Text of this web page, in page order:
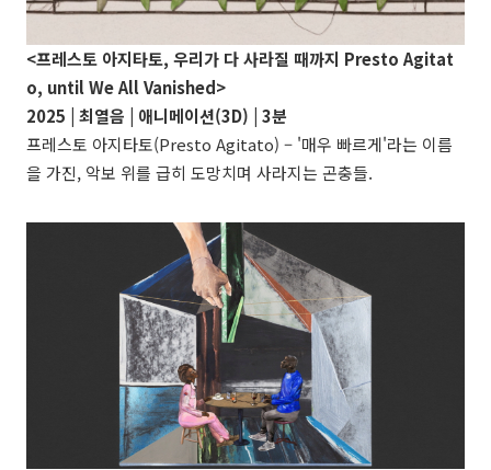
<프레스토 아지타토, 우리가 다 사라질 때까지 Presto Agitat
o, until We All Vanished>
2025 | 최열음 | 애니메이션(3D) | 3분
프레스토 아지타토(Presto Agitato) – '매우 빠르게'라는 이름
을 가진, 악보 위를 급히 도망치며 사라지는 곤충들.